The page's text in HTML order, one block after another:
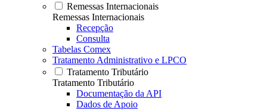
Remessas Internacionais
Remessas Internacionais
Recepção
Consulta
Tabelas Comex
Tratamento Administrativo e LPCO
Tratamento Tributário
Tratamento Tributário
Documentação da API
Dados de Apoio